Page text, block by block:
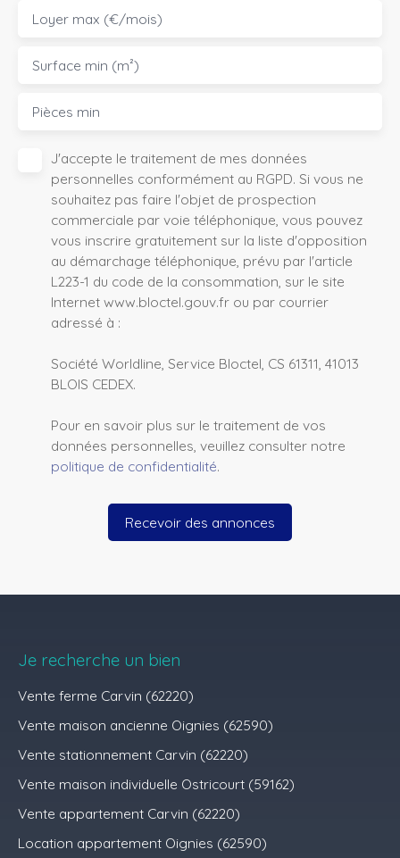
Loyer max (€/mois)
Surface min (m²)
Pièces min
J'accepte le traitement de mes données
personnelles conformément au RGPD. Si vous ne
souhaitez pas faire l'objet de prospection
commerciale par voie téléphonique, vous pouvez
vous inscrire gratuitement sur la liste d'opposition
au démarchage téléphonique, prévu par l'article
L223-1 du code de la consommation, sur le site
Internet www.bloctel.gouv.fr ou par courrier
adressé à :
Société Worldline, Service Bloctel, CS 61311, 41013
BLOIS CEDEX.
Pour en savoir plus sur le traitement de vos
données personnelles, veuillez consulter notre
politique de confidentialité.
Recevoir des annonces
Je recherche un bien
Vente ferme Carvin (62220)
Vente maison ancienne Oignies (62590)
Vente stationnement Carvin (62220)
Vente maison individuelle Ostricourt (59162)
Vente appartement Carvin (62220)
Location appartement Oignies (62590)